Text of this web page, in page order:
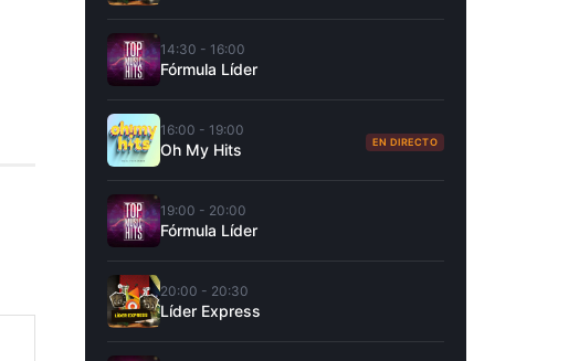
14:30 - 16:00
Fórmula Líder
16:00 - 19:00
Oh My Hits EN DIRECTO
19:00 - 20:00
Fórmula Líder
20:00 - 20:30
Líder Express